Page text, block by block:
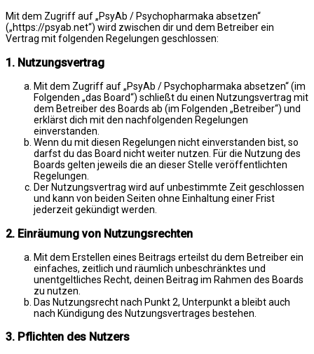
Mit dem Zugriff auf „PsyAb / Psychopharmaka absetzen“
(„https://psyab.net“) wird zwischen dir und dem Betreiber ein
Vertrag mit folgenden Regelungen geschlossen:
1. Nutzungsvertrag
Mit dem Zugriff auf „PsyAb / Psychopharmaka absetzen“ (im
Folgenden „das Board“) schließt du einen Nutzungsvertrag mit
dem Betreiber des Boards ab (im Folgenden „Betreiber“) und
erklärst dich mit den nachfolgenden Regelungen
einverstanden.
Wenn du mit diesen Regelungen nicht einverstanden bist, so
darfst du das Board nicht weiter nutzen. Für die Nutzung des
Boards gelten jeweils die an dieser Stelle veröffentlichten
Regelungen.
Der Nutzungsvertrag wird auf unbestimmte Zeit geschlossen
und kann von beiden Seiten ohne Einhaltung einer Frist
jederzeit gekündigt werden.
2. Einräumung von Nutzungsrechten
Mit dem Erstellen eines Beitrags erteilst du dem Betreiber ein
einfaches, zeitlich und räumlich unbeschränktes und
unentgeltliches Recht, deinen Beitrag im Rahmen des Boards
zu nutzen.
Das Nutzungsrecht nach Punkt 2, Unterpunkt a bleibt auch
nach Kündigung des Nutzungsvertrages bestehen.
3. Pflichten des Nutzers